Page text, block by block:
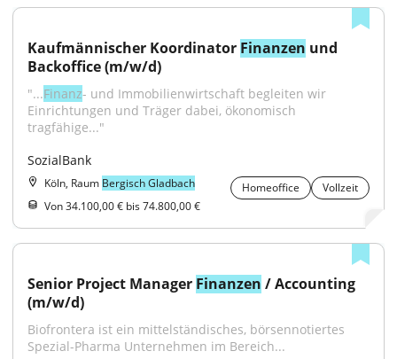
Kaufmännischer Koordinator Finanzen und
Backoffice (m/w/d)
"...Finanz- und Immobilienwirtschaft begleiten wir
Einrichtungen und Träger dabei, ökonomisch
tragfähige..."
SozialBank
Köln, Raum Bergisch Gladbach Homeoffice
Vollzeit
Von 34.100,00 € bis 74.800,00 €
Senior Project Manager Finanzen / Accounting
(m/w/d)
Biofrontera ist ein mittelständisches, börsennotiertes
Spezial-Pharma Unternehmen im Bereich...